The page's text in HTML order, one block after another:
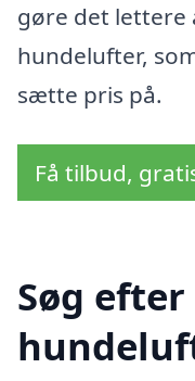
gøre det lettere
hundelufter,
sætte pris på.
Få tilbud,
Søg